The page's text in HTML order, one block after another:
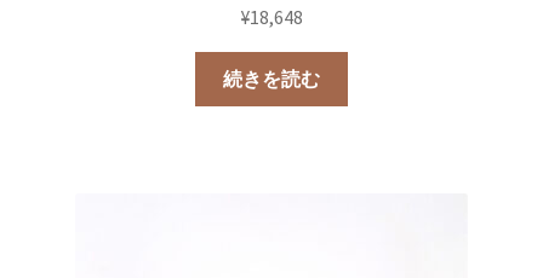
¥18,648
続きを読む